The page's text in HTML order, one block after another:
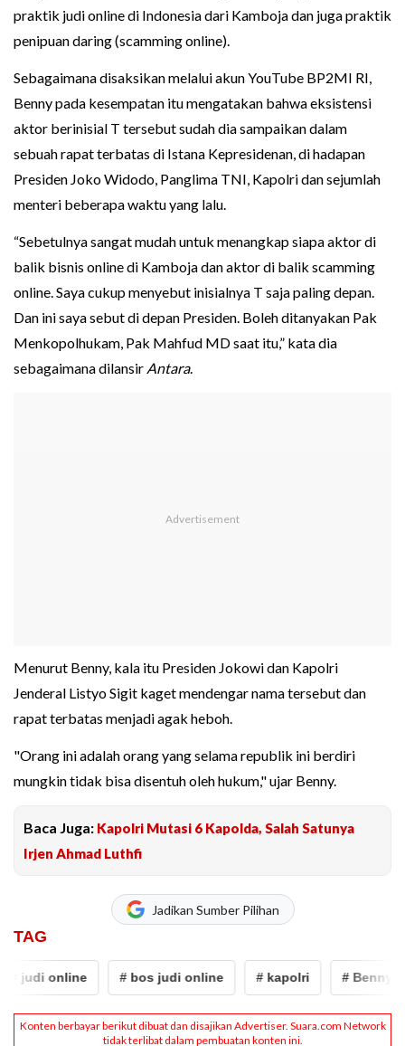
praktik judi online di Indonesia dari Kamboja dan juga praktik
penipuan daring (scamming online).
Sebagaimana disaksikan melalui akun YouTube BP2MI RI,
Benny pada kesempatan itu mengatakan bahwa eksistensi
aktor berinisial T tersebut sudah dia sampaikan dalam
sebuah rapat terbatas di Istana Kepresidenan, di hadapan
Presiden Joko Widodo, Panglima TNI, Kapolri dan sejumlah
menteri beberapa waktu yang lalu.
“Sebetulnya sangat mudah untuk menangkap siapa aktor di
balik bisnis online di Kamboja dan aktor di balik scamming
online. Saya cukup menyebut inisialnya T saja paling depan.
Dan ini saya sebut di depan Presiden. Boleh ditanyakan Pak
Menkopolhukam, Pak Mahfud MD saat itu,” kata dia
sebagaimana dilansir Antara.
Menurut Benny, kala itu Presiden Jokowi dan Kapolri
Jenderal Listyo Sigit kaget mendengar nama tersebut dan
rapat terbatas menjadi agak heboh.
"Orang ini adalah orang yang selama republik ini berdiri
mungkin tidak bisa disentuh oleh hukum," ujar Benny.
Baca Juga: Kapolri Mutasi 6 Kapolda, Salah Satunya
Irjen Ahmad Luthfi
Jadikan Sumber Pilihan
TAG
judi online # bos judi online # kapolri # Benny